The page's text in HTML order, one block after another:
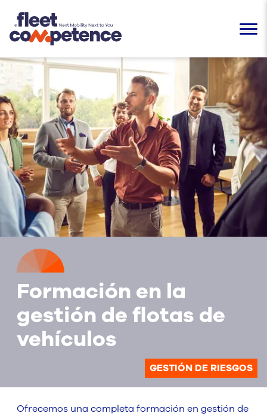
Formación en la
gestión de flotas de
vehículos
GESTIÓN DE RIESGOS
Ofrecemos una completa formación en gestión de